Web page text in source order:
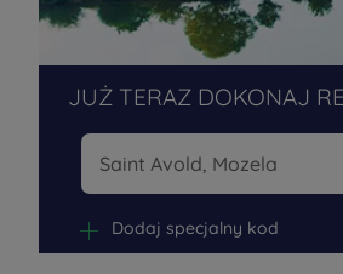
JUŻ TERAZ DOKONAJ
Dodaj specjalny kod